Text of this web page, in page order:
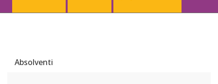
Absolventi